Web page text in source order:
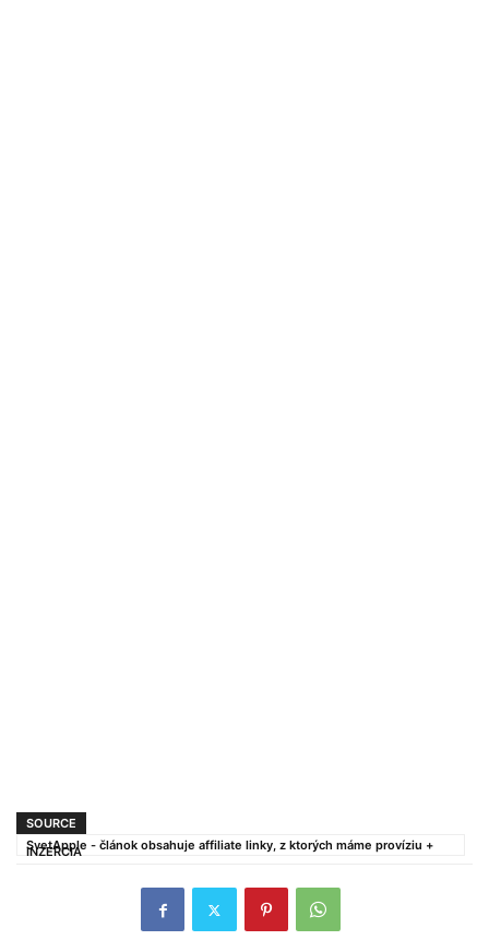
SOURCE
SvetApple - článok obsahuje affiliate linky, z ktorých máme províziu +
INZERCIA